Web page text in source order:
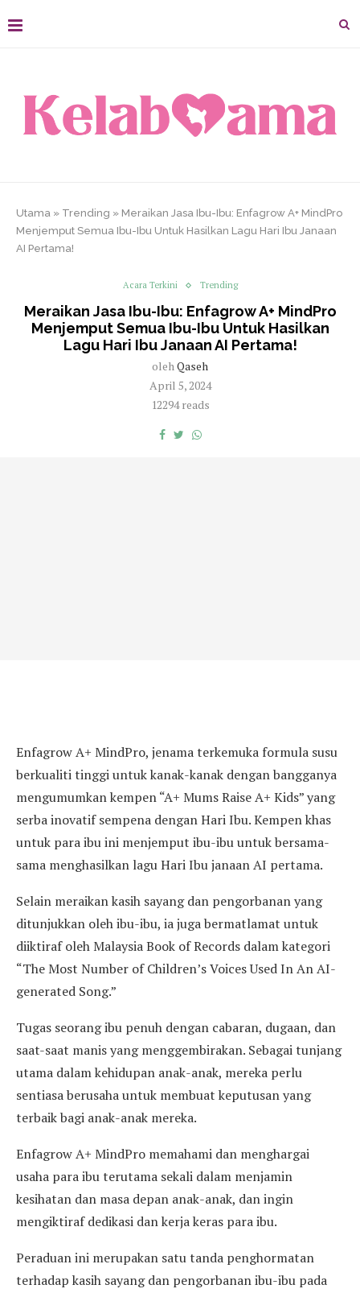
Utama » Trending » Meraikan Jasa Ibu-Ibu: Enfagrow A+ MindPro
Menjemput Semua Ibu-Ibu Untuk Hasilkan Lagu Hari Ibu Janaan
AI Pertama!
Acara Terkini Trending
Meraikan Jasa Ibu-Ibu: Enfagrow A+ MindPro
Menjemput Semua Ibu-Ibu Untuk Hasilkan
Lagu Hari Ibu Janaan AI Pertama!
olehQaseh
April 5, 2024
12294 reads
Enfagrow A+ MindPro, jenama terkemuka formula susu
berkualiti tinggi untuk kanak-kanak dengan bangganya
mengumumkan kempen “A+ Mums Raise A+ Kids” yang
serba inovatif sempena dengan Hari Ibu. Kempen khas
untuk para ibu ini menjemput ibu-ibu untuk bersama-
sama menghasilkan lagu Hari Ibu janaan AI pertama.
Selain meraikan kasih sayang dan pengorbanan yang
ditunjukkan oleh ibu-ibu, ia juga bermatlamat untuk
diiktiraf oleh Malaysia Book of Records dalam kategori
“The Most Number of Children’s Voices Used In An AI-
generated Song.”
Tugas seorang ibu penuh dengan cabaran, dugaan, dan
saat-saat manis yang menggembirakan. Sebagai tunjang
utama dalam kehidupan anak-anak, mereka perlu
sentiasa berusaha untuk membuat keputusan yang
terbaik bagi anak-anak mereka.
Enfagrow A+ MindPro memahami dan menghargai
usaha para ibu terutama sekali dalam menjamin
kesihatan dan masa depan anak-anak, dan ingin
mengiktiraf dedikasi dan kerja keras para ibu.
Peraduan ini merupakan satu tanda penghormatan
terhadap kasih sayang dan pengorbanan ibu-ibu pada